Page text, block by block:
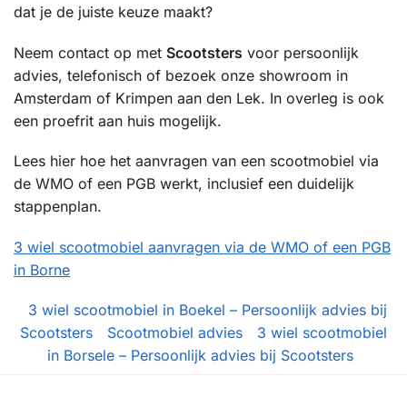
dat je de juiste keuze maakt?
Neem contact op met Scootsters voor persoonlijk
advies, telefonisch of bezoek onze showroom in
Amsterdam of Krimpen aan den Lek. In overleg is ook
een proefrit aan huis mogelijk.
Lees hier hoe het aanvragen van een scootmobiel via
de WMO of een PGB werkt, inclusief een duidelijk
stappenplan.
3 wiel scootmobiel aanvragen via de WMO of een PGB
in Borne
3 wiel scootmobiel in Boekel – Persoonlijk advies bij
Scootsters
Scootmobiel advies
3 wiel scootmobiel
in Borsele – Persoonlijk advies bij Scootsters